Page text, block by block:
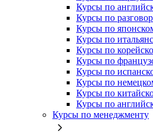
Курсы по
Курсы по
Курсы по
Курсы по
Курсы по
Курсы по
Курсы по
Курсы по
Курсы по
Курсы по
Курсы по менеджменту